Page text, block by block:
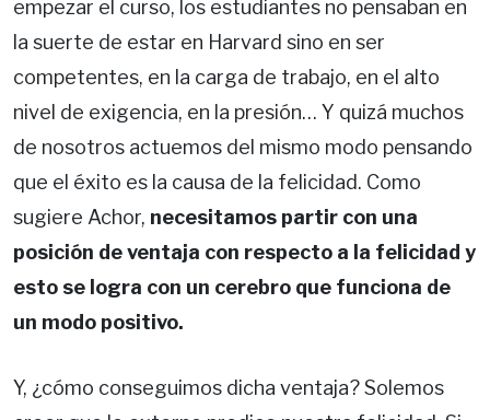
empezar el curso, los estudiantes no pensaban en
la suerte de estar en Harvard sino en ser
competentes, en la carga de trabajo, en el alto
nivel de exigencia, en la presión… Y quizá muchos
de nosotros actuemos del mismo modo pensando
que el éxito es la causa de la felicidad. Como
sugiere Achor, necesitamos partir con una
posición de ventaja con respecto a la felicidad y
esto se logra con un cerebro que funciona de
un modo positivo.
Y, ¿cómo conseguimos dicha ventaja? Solemos